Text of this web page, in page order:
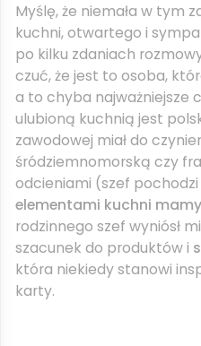
Myślę, że niemała w tym
kuchni, otwartego i
po kilku zdaniach
czuć, że jest to osoba,
a to chyba najważniejsze
ulubioną kuchnią jest
zawodowej miał do
śródziemnomorską czy
odcieniami (szef pochodzi
elementami kuchni
rodzinnego szef wyniósł
szacunek do produktów i
która niekiedy stanowi
karty.